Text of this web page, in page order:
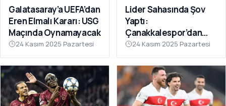
Galatasaray’a UEFA’dan
Eren Elmalı Kararı: USG
Maçında Oynamayacak
24 Kasım 2025 Pazartesi
Lider Sahasında Şov
Yaptı:
Çanakkalespor’dan
Farklı Galibiyet
24 Kasım 2025 Pazartesi